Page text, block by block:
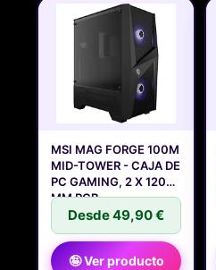
MSI MAG FORGE 100M
MID-TOWER - CAJA DE
PC GAMING, 2 X 120
MM RGB
Desde 49,90 €
🤪 Ver producto